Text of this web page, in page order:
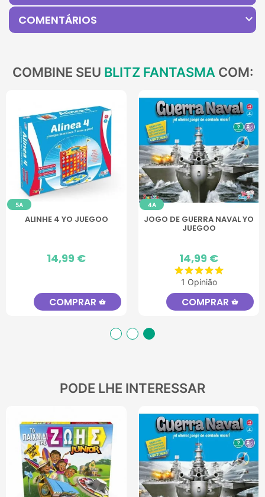
COMENTÁRIOS expand_more
COMBINE SEU BLITZ FANTASMA COM:
5A
ALINHE 4 YO JUEGOO
Preço
14,99 €
COMPRAR shopping_basket
4A
JOGO DE GUERRA NAVAL YO
JUEGOO
Preço
14,99 €
1 Opinião
COMPRAR shopping_basket
PODE LHE INTERESSAR